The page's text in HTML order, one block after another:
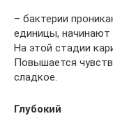
– бактерии
единицы, начинают
На этой стадии
Повышается
сладкое.
Глубокий